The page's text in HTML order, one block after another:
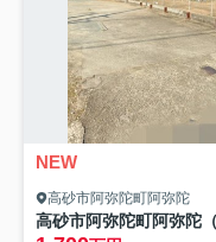
NEW
高砂市阿弥陀町阿弥陀
高砂市阿弥陀町阿弥陀